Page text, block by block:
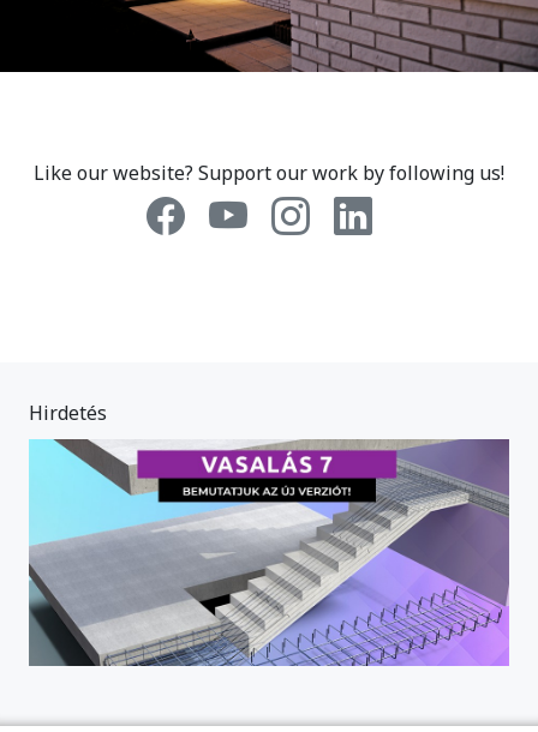
Like our website? Support our work by following us!
Hirdetés